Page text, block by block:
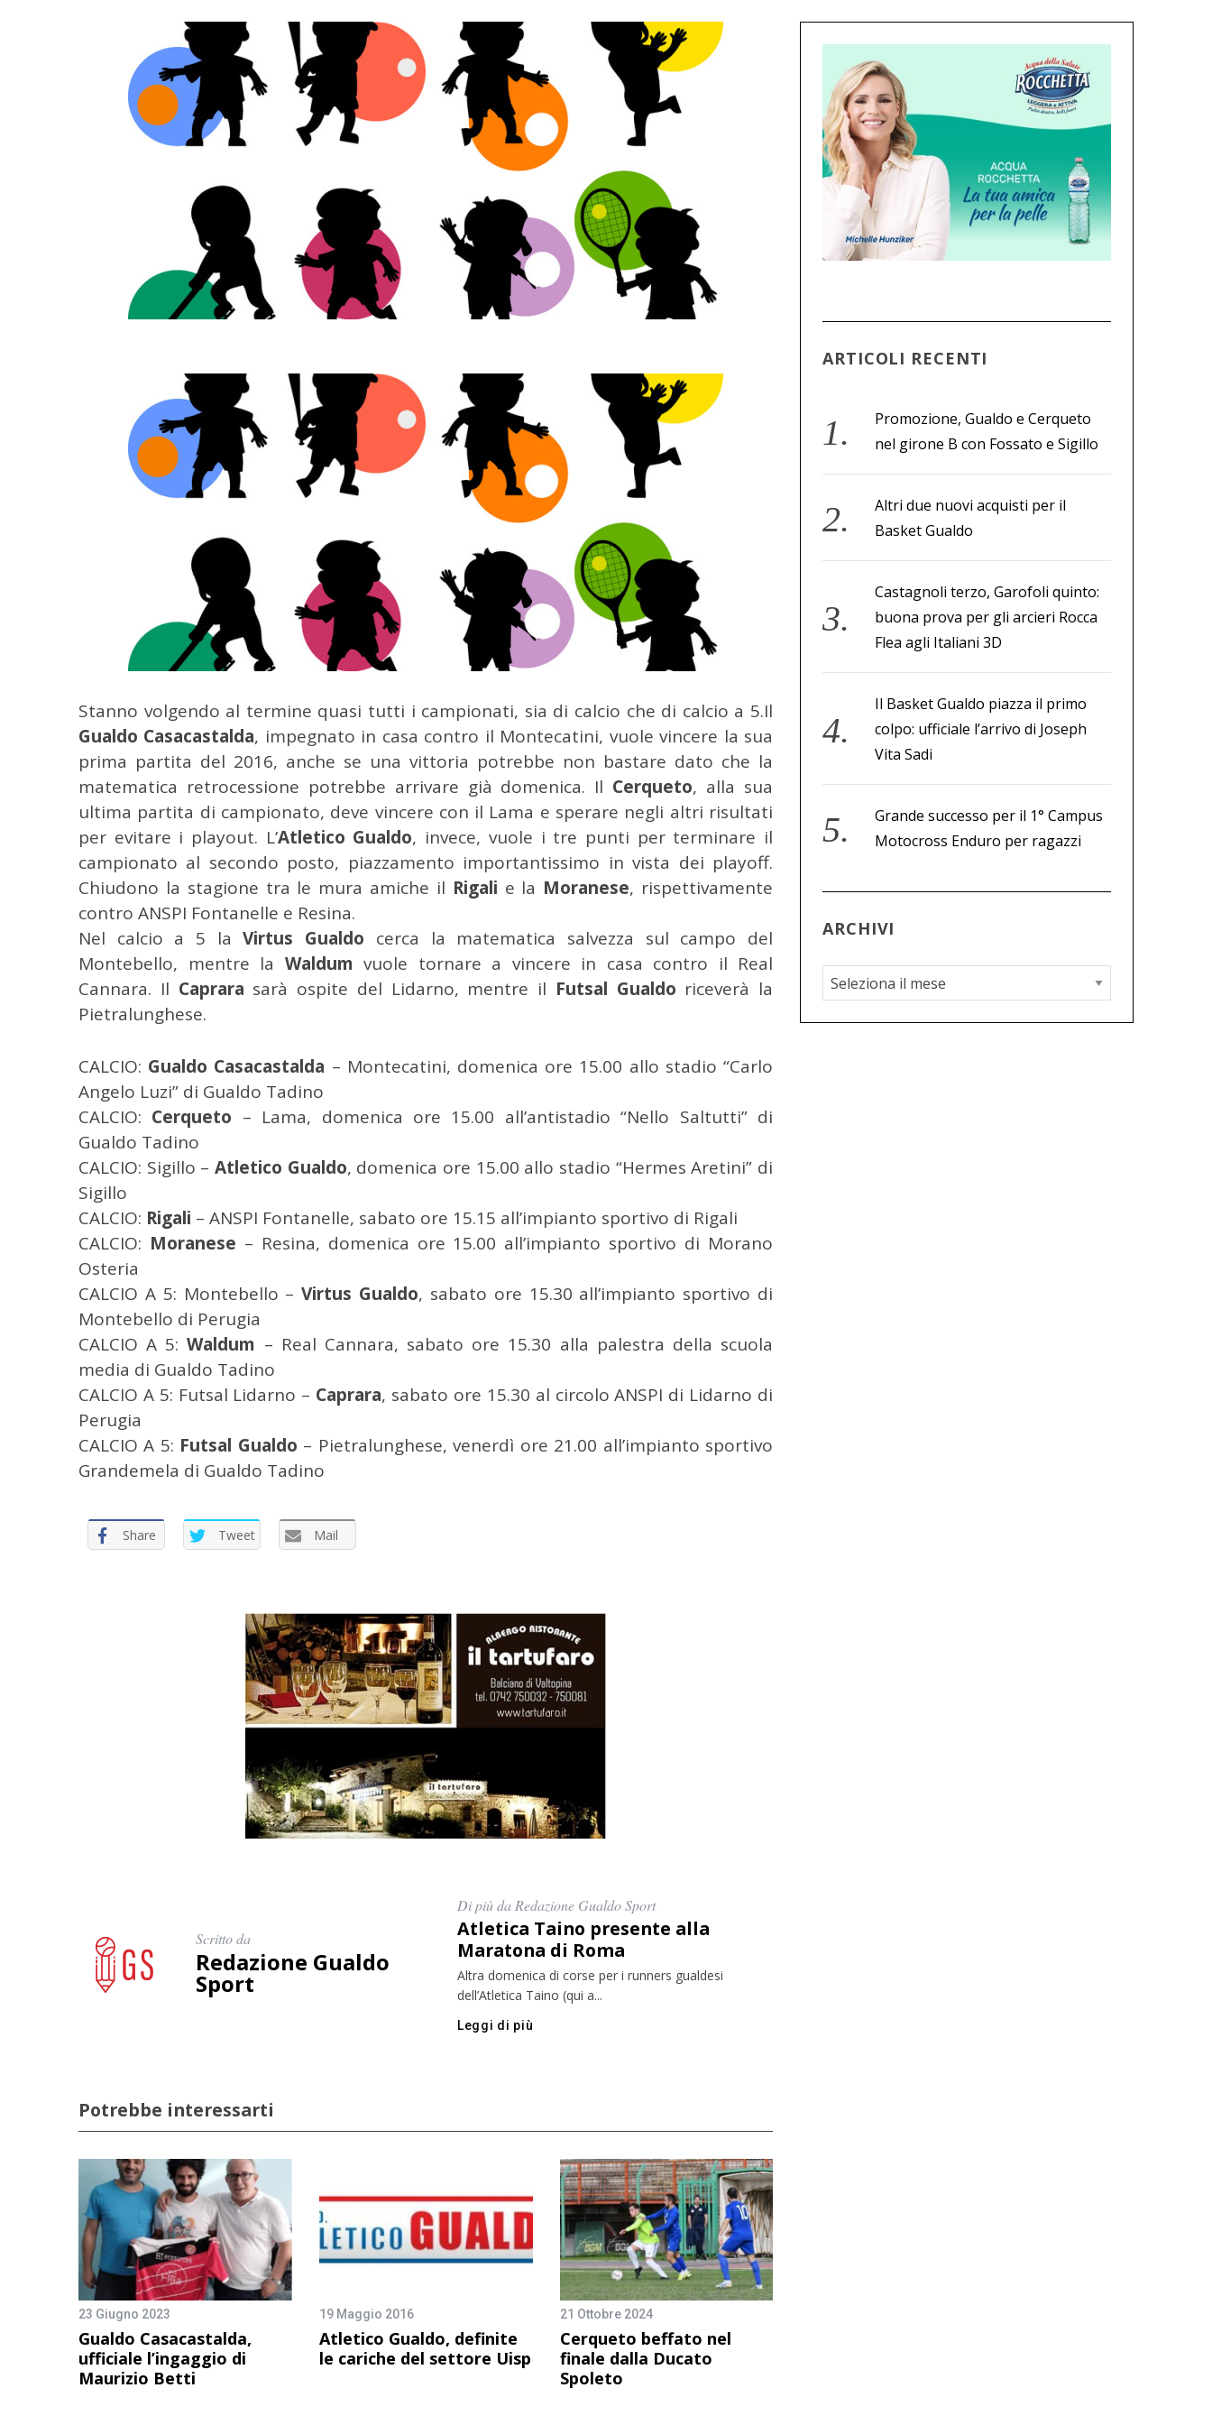
Stanno volgendo al termine quasi tutti i campionati, sia di calcio che di calcio a 5.Il
Gualdo Casacastalda, impegnato in casa contro il Montecatini, vuole vincere la sua
prima partita del 2016, anche se una vittoria potrebbe non bastare dato che la
matematica retrocessione potrebbe arrivare già domenica. Il Cerqueto, alla sua
ultima partita di campionato, deve vincere con il Lama e sperare negli altri risultati
per evitare i playout. L’Atletico Gualdo, invece, vuole i tre punti per terminare il
campionato al secondo posto, piazzamento importantissimo in vista dei playoff.
Chiudono la stagione tra le mura amiche il Rigali e la Moranese, rispettivamente
contro ANSPI Fontanelle e Resina.
Nel calcio a 5 laVirtus Gualdo cerca la matematica salvezza sul campo del
Montebello, mentre la Waldum vuole tornare a vincere in casa contro il Real
Cannara. Il Caprara sarà ospite del Lidarno, mentre il Futsal Gualdo riceverà la
Pietralunghese.
CALCIO: Gualdo Casacastalda – Montecatini, domenica ore 15.00 allo stadio “Carlo
Angelo Luzi” di Gualdo Tadino
CALCIO: Cerqueto – Lama, domenica ore 15.00 all’antistadio “Nello Saltutti” di
Gualdo Tadino
CALCIO: Sigillo – Atletico Gualdo, domenica ore 15.00 allo stadio “Hermes Aretini” di
Sigillo
CALCIO: Rigali – ANSPI Fontanelle, sabato ore 15.15 all’impianto sportivo di Rigali
CALCIO: Moranese – Resina, domenica ore 15.00 all’impianto sportivo di Morano
Osteria
CALCIO A 5: Montebello –Virtus Gualdo, sabato ore 15.30 all’impianto sportivo di
Montebello di Perugia
CALCIO A 5:Waldum – Real Cannara, sabato ore 15.30 alla palestra della scuola
media di Gualdo Tadino
CALCIO A 5: Futsal Lidarno – Caprara, sabato ore 15.30 al circolo ANSPI di Lidarno di
Perugia
CALCIO A 5: Futsal Gualdo – Pietralunghese, venerdì ore 21.00 all’impianto sportivo
Grandemela di Gualdo Tadino
Share Tweet Mail
Scritto da
Redazione Gualdo
Sport
Di più da Redazione Gualdo Sport
Atletica Taino presente alla
Maratona di Roma
Altra domenica di corse per i runners gualdesi
dell’Atletica Taino (qui a...
Leggi di più
Potrebbe interessarti
23 Giugno 2023
Gualdo Casacastalda,
ufficiale l’ingaggio di
Maurizio Betti
19 Maggio 2016
Atletico Gualdo, definite
le cariche del settore Uisp
21 Ottobre 2024
Cerqueto beffato nel
finale dalla Ducato
Spoleto
ARTICOLI RECENTI
Promozione, Gualdo e Cerqueto
nel girone B con Fossato e Sigillo
Altri due nuovi acquisti per il
Basket Gualdo
Castagnoli terzo, Garofoli quinto:
buona prova per gli arcieri Rocca
Flea agli Italiani 3D
Il Basket Gualdo piazza il primo
colpo: ufficiale l’arrivo di Joseph
Vita Sadi
Grande successo per il 1° Campus
Motocross Enduro per ragazzi
ARCHIVI
A
r
c
C
e
a
p
e